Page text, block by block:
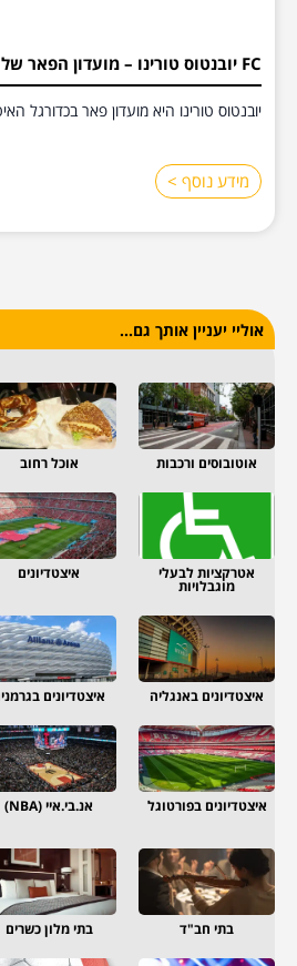
FC יובנטוס טורינו – מועדון הפאר של הכדורגל האיטלקי
יובנטוס טורינו היא מועדון פאר בכדורגל
מידע נוסף >
אוליי יעניין אותך גם...
אוטובוסים ורכבות אוכל רחוב
אטרקציות לבעלי
מוגבלויות
איצטדיונים
איצטדיונים באנגליה איצטדיונים
איצטדיונים בפורטוגל אנ.בי.איי (NBA)
בתי חב"ד בתי מלון כשרים